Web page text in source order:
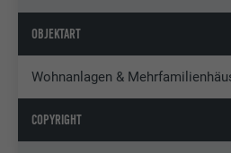
OBJEKTART
Wohnanlagen &
COPYRIGHT